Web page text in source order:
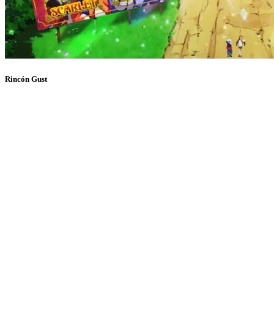
Rincón Gust